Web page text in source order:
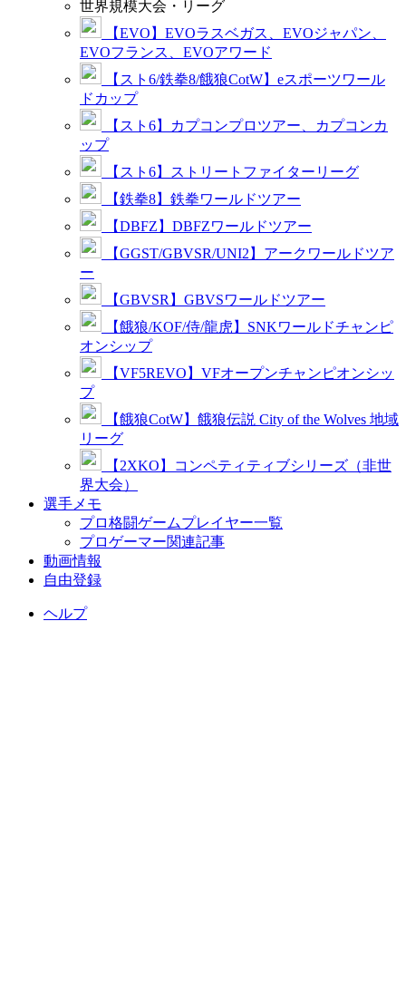
世界規模大会・リーグ
【EVO】EVOラスベガス、EVOジャパン、
EVOフランス、EVOアワード
【スト6/鉄拳8/餓狼CotW】eスポーツワール
ドカップ
【スト6】カプコンプロツアー、カプコンカ
ップ
【スト6】ストリートファイターリーグ
【鉄拳8】鉄拳ワールドツアー
【DBFZ】DBFZワールドツアー
【GGST/GBVSR/UNI2】アークワールドツア
ー
【GBVSR】GBVSワールドツアー
【餓狼/KOF/侍/龍虎】SNKワールドチャンピ
オンシップ
【VF5REVO】VFオープンチャンピオンシッ
プ
【餓狼CotW】餓狼伝説 City of the Wolves 地域
リーグ
【2XKO】コンペティティブシリーズ（非世
界大会）
選手メモ
プロ格闘ゲームプレイヤー一覧
プロゲーマー関連記事
動画情報
自由登録
ヘルプ